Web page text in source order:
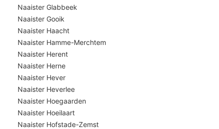
Naaister Glabbeek
Naaister Gooik
Naaister Haacht
Naaister Hamme-Merchtem
Naaister Herent
Naaister Herne
Naaister Hever
Naaister Heverlee
Naaister Hoegaarden
Naaister Hoeilaart
Naaister Hofstade-Zemst